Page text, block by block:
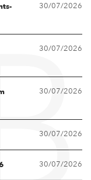
30/07/2026
30/07/2026
30/07/2026
30/07/2026
30/07/2026